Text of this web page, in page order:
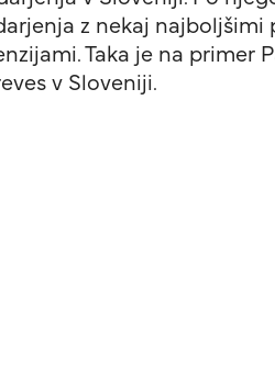
z nekaj najboljšimi
Taka je na primer
v Sloveniji.